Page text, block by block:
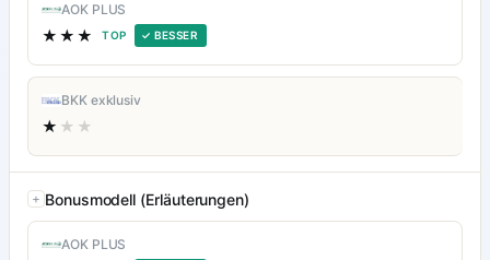
AOK PLUS
★★★ TOP ✓ BESSER
BKK exklusiv
★ ★★
Bonusmodell (Erläuterungen)
AOK PLUS